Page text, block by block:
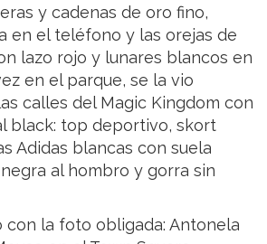
y cadenas de oro fino,
en el teléfono y las orejas de
lazo rojo y lunares blancos en
en el parque, se la vio
calles del Magic Kingdom con
black: top deportivo, skort
Adidas blancas con suela
al hombro y gorra sin
con la foto obligada: Antonela